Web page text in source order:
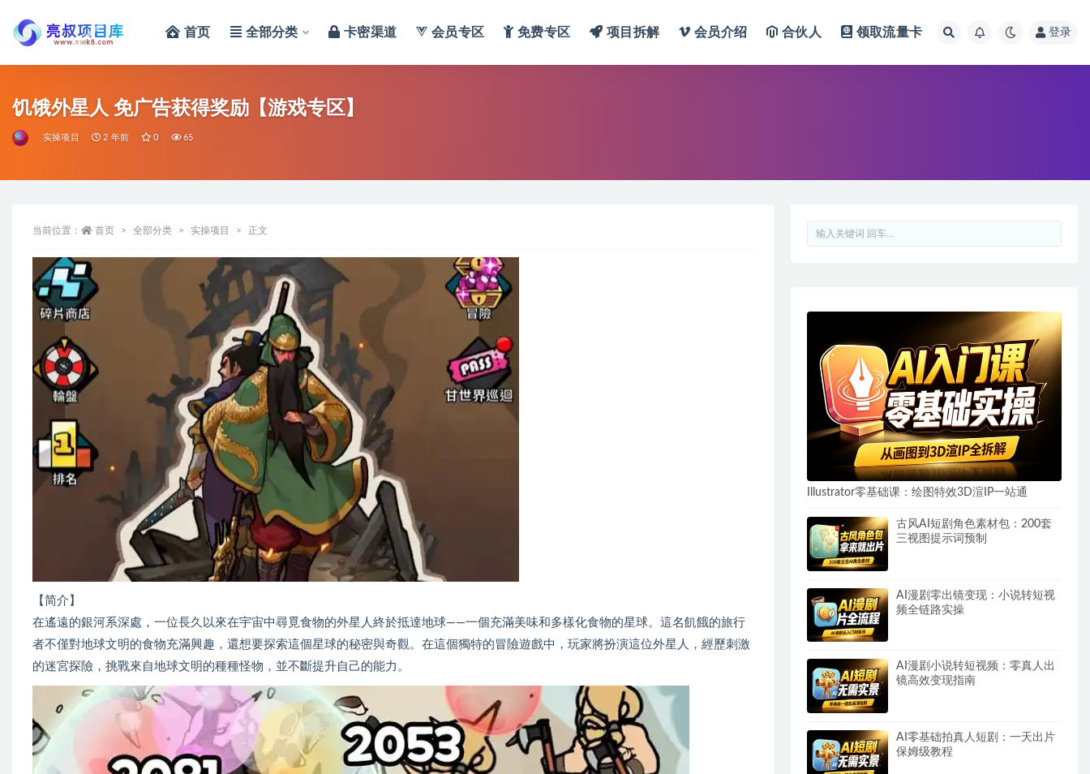
首页 全部分类 卡密渠道 会员专区 免费专区 项目拆解 会员介绍 合伙人 领取流量卡 登录
饥饿外星人 免广告获得奖励【游戏专区】
实操项目 2 年前 0 65
当前位置： 首页 全部分类 实操项目 正文
【简介】
在遙遠的銀河系深處，一位長久以來在宇宙中尋覓食物的外星人終於抵達地球——一個充滿美味和多樣化食物的星球。這名飢餓的旅行
者不僅對地球文明的食物充滿興趣，還想要探索這個星球的秘密與奇觀。在這個獨特的冒險遊戲中，玩家將扮演這位外星人，經歷刺激
的迷宮探險，挑戰來自地球文明的種種怪物，並不斷提升自己的能力。
Illustrator零基础课：绘图特效3D渲IP一站通
古风AI短剧角色素材包：200套
三视图提示词预制
AI漫剧零出镜变现：小说转短视
频全链路实操
AI漫剧小说转短视频：零真人出
镜高效变现指南
AI零基础拍真人短剧：一天出片
保姆级教程